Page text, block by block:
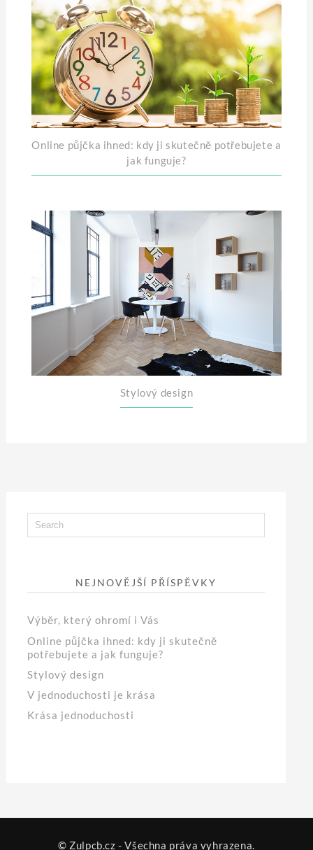
Online půjčka ihned: kdy ji skutečně potřebujete a
jak funguje?
Stylový design
NEJNOVĚJŠÍ PŘÍSPĚVKY
Výběr, který ohromí i Vás
Online půjčka ihned: kdy ji skutečně
potřebujete a jak funguje?
Stylový design
V jednoduchosti je krása
Krása jednoduchosti
© Zulpcb.cz - Všechna práva vyhrazena.